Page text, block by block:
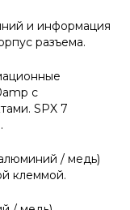
и информация
разъема.
с
SPX 7
/ медь)
клеммой.